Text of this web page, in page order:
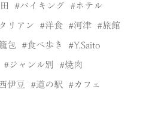
バイキング ホテル
リアン 洋食 河津 旅館
包 食べ歩き Y.Saito
ジャンル別 焼肉
伊豆 道の駅 カフェ